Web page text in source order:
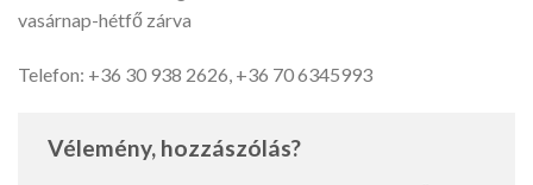
vasárnap-hétfő zárva
Telefon: +36 30 938 2626, +36 70 6345993
Vélemény, hozzászólás?